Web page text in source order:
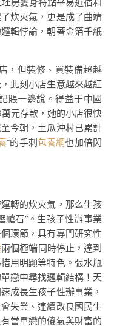
炊火氣，更是成了曲靖
輯悖論，朝著金箔千紙
，但裝修、買裝備超越
此刻小店生意越來越紅
賬一邊說。得益于中國
元存款，她的小店很快
今朝，土瓜沖村已累計
”的手刺包養網也加倍閃
轉的炊火氣，那么生孩
艙石”。生孩子性辦事業
環節，具有專門研究性
兩個極端同時停止，達到
用明顯等特色。張水瓶
戀中尋找邏輯結構！天
成長生孩子性辦事業，
失業、連續改良國民生
當單戀的傻氣與財富的